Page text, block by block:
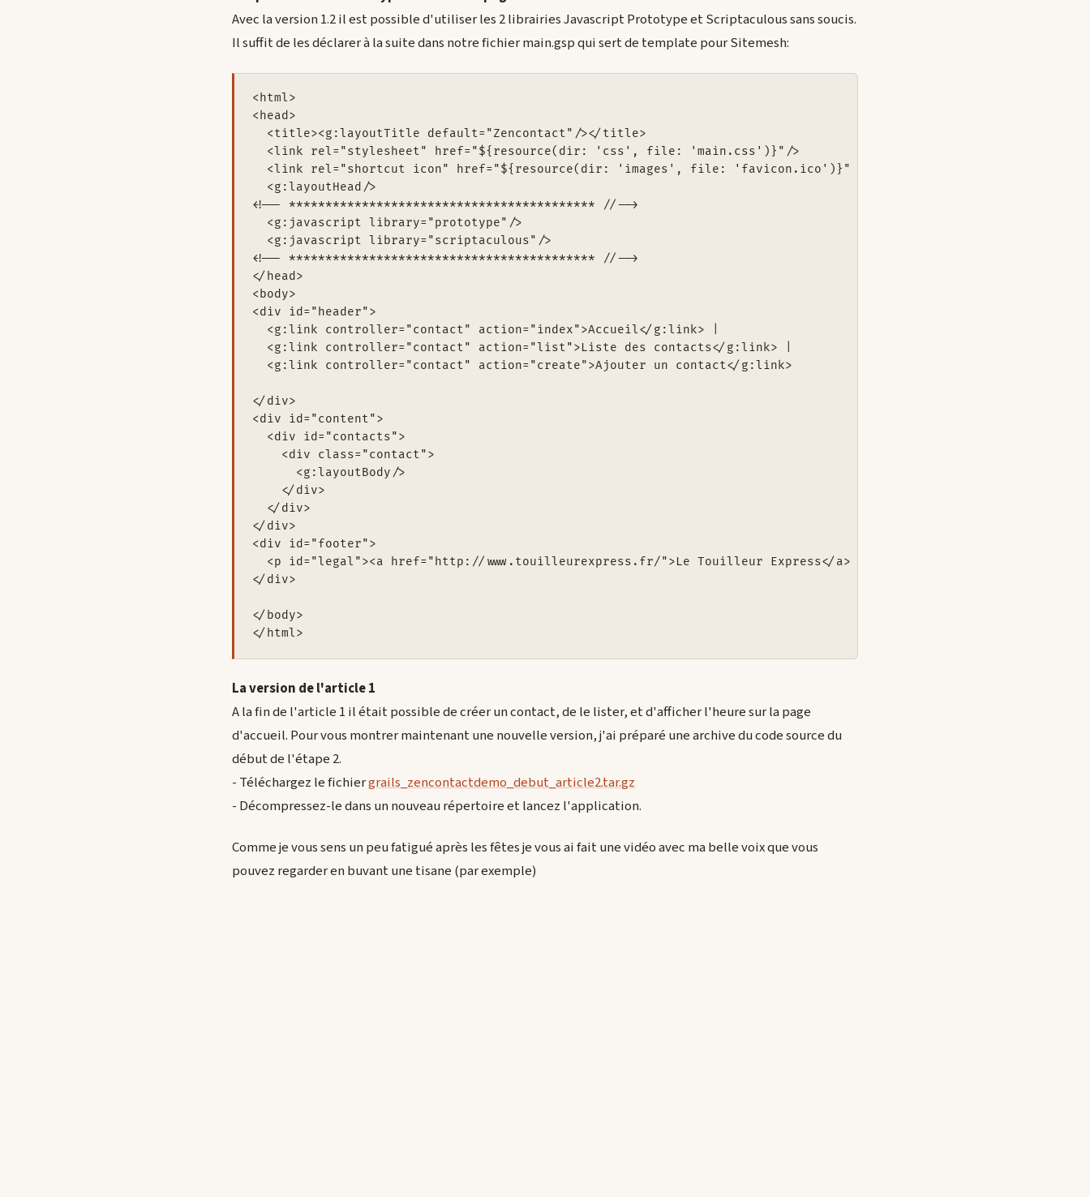
Avec la version 1.2 il est possible d'utiliser les 2 librairies Javascript Prototype et Scriptaculous sans soucis.
Il suffit de les déclarer à la suite dans notre fichier main.gsp qui sert de template pour Sitemesh:
<html>
<head>
  <title><g:layoutTitle default="Zencontact"/></title>
  <link rel="stylesheet" href="${resource(dir: 'css', file: 'main.css')}"/>
  <link rel="shortcut icon" href="${resource(dir: 'images', file: 'favicon.ico')}" type="image/x-icon"/>
  <g:layoutHead/>
<!-- ****************************************** //-->
  <g:javascript library="prototype"/>
  <g:javascript library="scriptaculous"/>
<!-- ****************************************** //-->
</head>
<body>
<div id="header">
  <g:link controller="contact" action="index">Accueil</g:link> |
  <g:link controller="contact" action="list">Liste des contacts</g:link> |
  <g:link controller="contact" action="create">Ajouter un contact</g:link>
</div>
<div id="content">
  <div id="contacts">
    <div class="contact">
      <g:layoutBody/>
    </div>
  </div>
</div>
<div id="footer">
  <p id="legal"><a href="http://www.touilleurexpress.fr/">Le Touilleur Express</a> Copyright© 2009-2010</p>
</div>
</body>
La version de l'article 1
A la fin de l'article 1 il était possible de créer un contact, de le lister, et d'afficher l'heure sur la page
d'accueil. Pour vous montrer maintenant une nouvelle version, j'ai préparé une archive du code source du
début de l'étape 2.
- Téléchargez le fichiergrails_zencontactdemo_debut_article2.tar.gz
- Décompressez-le dans un nouveau répertoire et lancez l'application.
Comme je vous sens un peu fatigué après les fêtes je vous ai fait une vidéo avec ma belle voix que vous
pouvez regarder en buvant une tisane (par exemple)